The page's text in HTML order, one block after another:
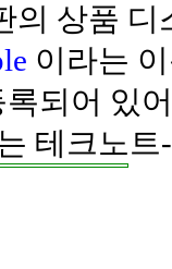
의 상품
이라는
되어 있
테크노